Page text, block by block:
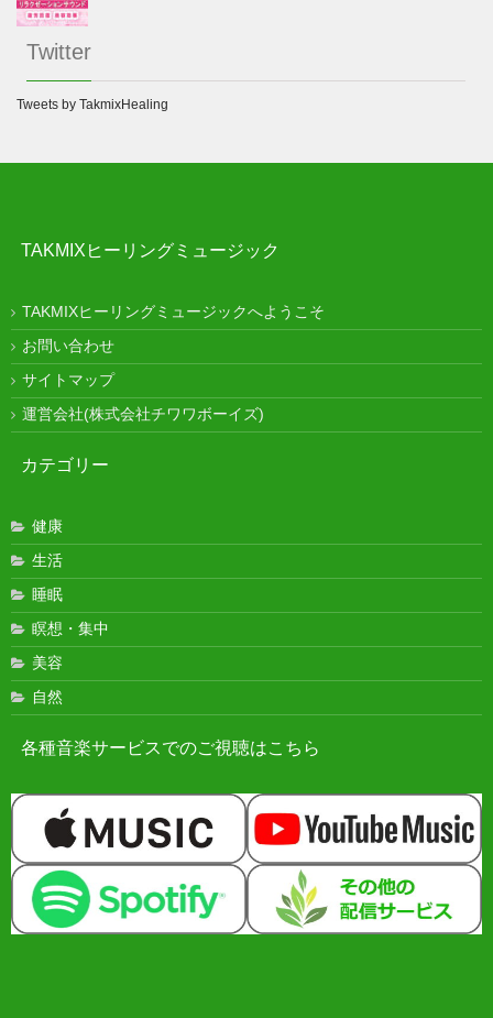
Twitter
Tweets by TakmixHealing
TAKMIXヒーリングミュージック
TAKMIXヒーリングミュージックへようこそ
お問い合わせ
サイトマップ
運営会社(株式会社チワワボーイズ)
カテゴリー
健康
生活
睡眠
瞑想・集中
美容
自然
各種音楽サービスでのご視聴はこちら